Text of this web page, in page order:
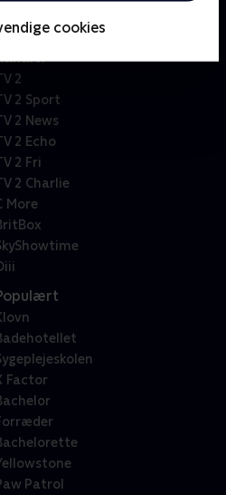
cookies
2
2 Sport
2 News
2 Echo
2 Fri
2 Charlie
More
Factor
Patrol